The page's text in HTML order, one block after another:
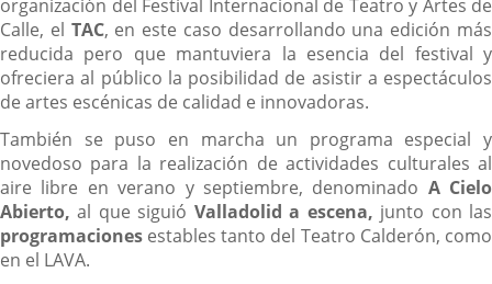
organización del Festival Internacional de Teatro y Artes de
Calle, el TAC, en este caso desarrollando una edición más
reducida pero que mantuviera la esencia del festival y
ofreciera al público la posibilidad de asistir a espectáculos
de artes escénicas de calidad e innovadoras.
También se puso en marcha un programa especial y
novedoso para la realización de actividades culturales al
aire libre en verano y septiembre, denominado A Cielo
Abierto,al que siguió Valladolid a escena, junto con las
programaciones estables tanto del Teatro Calderón, como
en el LAVA.